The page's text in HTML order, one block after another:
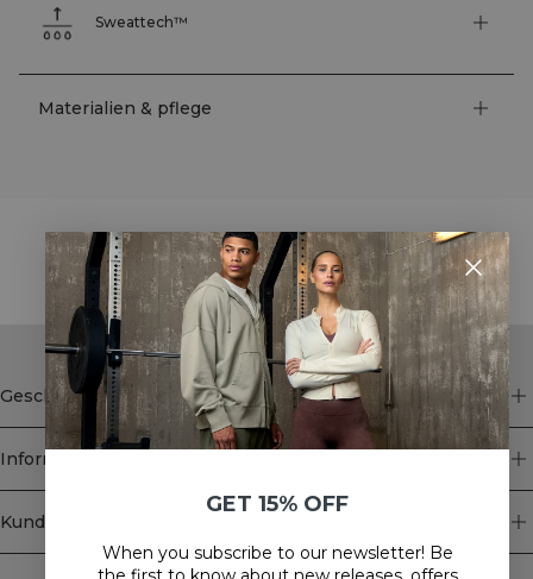
Sweattech™
Materialien & pflege
STYLE WITH
Geschäft
Information
Kundendienst
Newsletter
GET 15% OFF
When you subscribe to our newsletter! Be